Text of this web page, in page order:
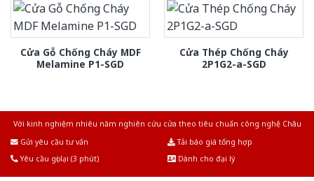
Cửa Gỗ Chống Cháy MDF
Melamine P1-SGD
Cửa Thép Chống Cháy
2P1G2-a-SGD
Với kinh nghiệm nhiêu năm nghiên cứu cửa theo tiêu chuẩn công nghệ Châu
Gửi yêu cầu tư vấn
Tải báo giá tổng hợp
Yêu cầu gọi lại (3 phút)
Dành cho đại lý